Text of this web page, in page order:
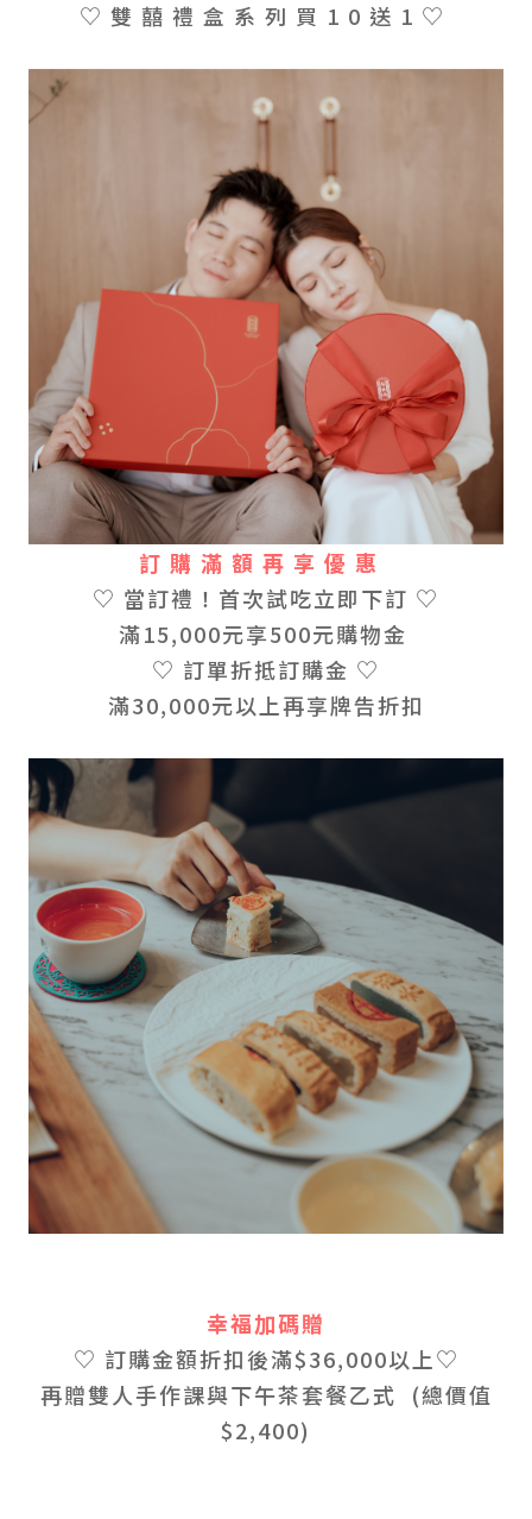
♡ 雙 囍 禮 盒 系 列 買 1 0 送 1 ♡
訂 購 滿 額 再 享 優 惠
♡ 當訂禮！首次試吃立即下訂 ♡
滿15,000元享500元購物金
♡ 訂單折抵訂購金 ♡
滿30,000元以上再享牌告折扣
幸福加碼贈
♡ 訂購金額折扣後滿$36,000以上♡
再贈雙人手作課與下午茶套餐乙式 (總價值
$2,400)